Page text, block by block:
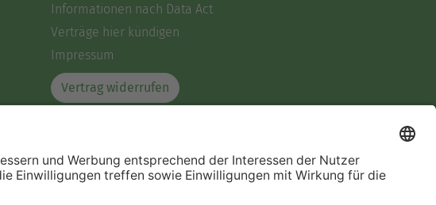
Informationen nach Data Act
Verträge hier kündigen
Impressum
Vertrag widerrufen